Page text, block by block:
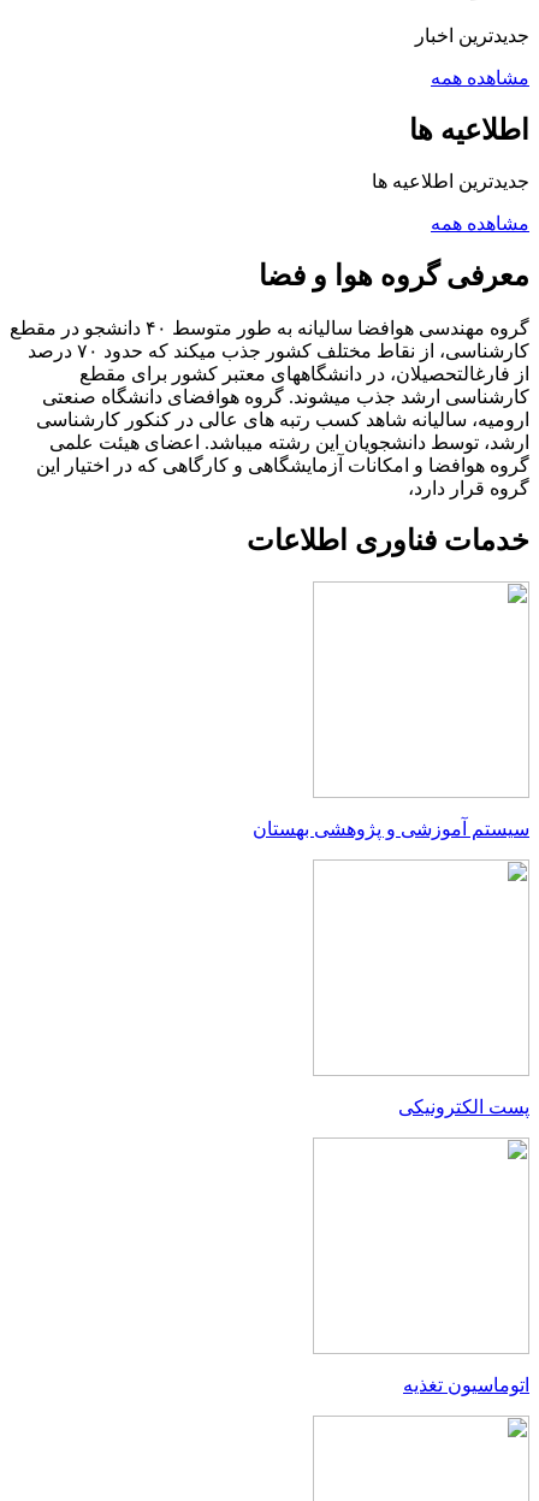
جدیدترین اخبار
مشاهده همه
اطلاعیه ها
جدیدترین اطلاعیه ها
مشاهده همه
معرفی گروه هوا و فضا
گروه مهندسی هوافضا سالیانه به طور متوسط ۴۰ دانشجو در مقطع
کارشناسی، از نقاط مختلف کشور جذب می­کند که حدود ۷۰ درصد
از فارغ­التحصیلان، در دانشگاه­های معتبر کشور برای مقطع
کارشناسی ارشد جذب می­شوند. گروه هوافضای دانشگاه صنعتی
ارومیه، سالیانه شاهد کسب رتبه های عالی در کنکور کارشناسی
ارشد، توسط دانشجویان این رشته می­باشد. اعضای هیئت علمی
گروه هوافضا و امکانات آزمایشگاهی و کارگاهی که در اختیار این
گروه قرار دارد،
خدمات فناوری اطلاعات
سیستم آموزشی و پژوهشی بهستان
پست الکترونیکی
اتوماسیون تغذیه